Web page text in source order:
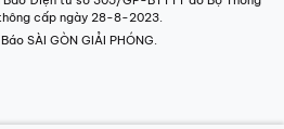
cấp ngày 28-8-2023.
SÀI GÒN GIẢI PHÓNG.